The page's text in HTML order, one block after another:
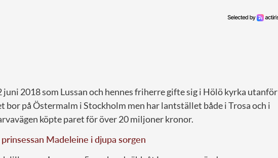
juni 2018 som Lussan och hennes friherre gifte sig i Hölö kyrka utanför
bor på Östermalm i Stockholm men har lantstället både i Trosa och i
köpte paret för över 20 miljoner kronor.
Madeleine i djupa sorgen